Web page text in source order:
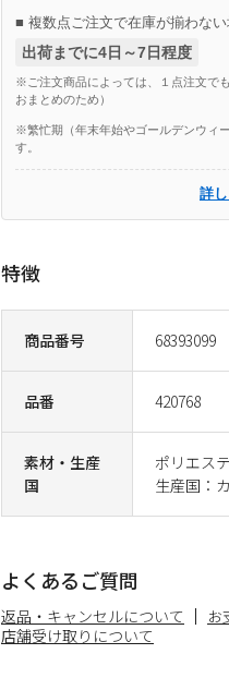
商品番号 68393099
品番 420768
素材・生産
国
ポリエス
生産国：
■ 複数点ご注文で在庫が揃わな
出荷までに4日～7日程度
※ご注文商品によっては、１点注文で
おまとめのため）
※繁忙期（年末年始やゴールデンウィ
す。
詳
特徴
よくあるご質問
返品・キャンセルについて
お
店舗受け取りについて